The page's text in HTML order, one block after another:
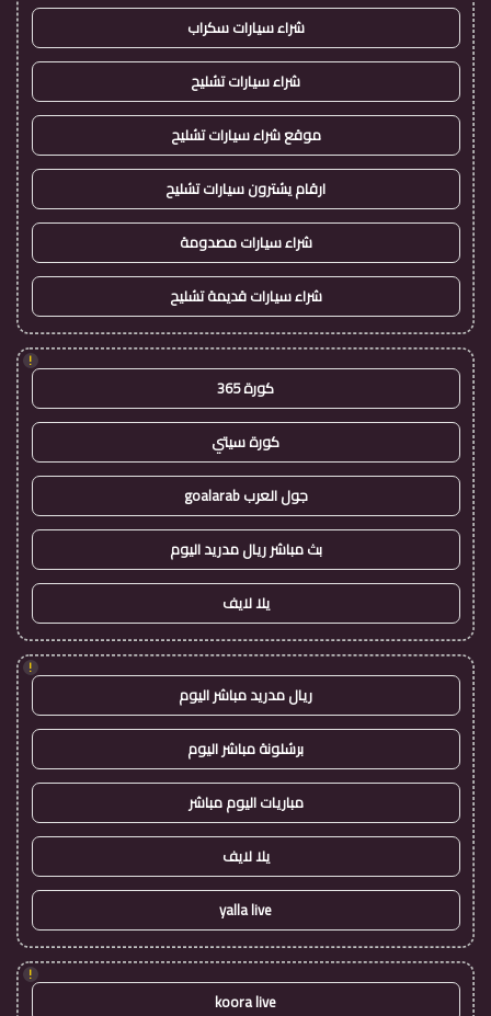
شراء سيارات سكراب
شراء سيارات تشليح
موقع شراء سيارات تشليح
ارقام يشترون سيارات تشليح
شراء سيارات مصدومة
شراء سيارات قديمة تشليح
!
كورة 365
كورة سيتي
جول العرب goalarab
بث مباشر ريال مدريد اليوم
يلا لايف
!
ريال مدريد مباشر اليوم
برشلونة مباشر اليوم
مباريات اليوم مباشر
يلا لايف
yalla live
!
koora live